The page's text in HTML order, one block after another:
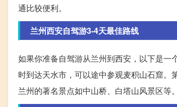
通比较便利。
兰州西安自驾游3-4天最佳路线
如果你准备自驾游从兰州到西安，以下是
时到达天水市，可以途中参观麦积山石窟
兰州的著名景点如中山桥、白塔山风景区等